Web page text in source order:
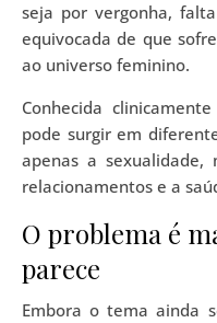
seja por vergonha,
equivocada de que
ao universo feminino.
Conhecida
pode surgir em
apenas a
relacionamentos e a
O problema é
parece
Embora o tema ainda